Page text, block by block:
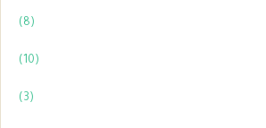
(8)
(10)
(3)